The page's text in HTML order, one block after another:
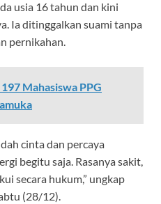
usia 16 tahun dan kini
Ia ditinggalkan suami tanpa
pernikahan.
Mahasiswa PPG
cinta dan percaya
begitu saja. Rasanya sakit,
secara hukum,” ungkap
(28/12).